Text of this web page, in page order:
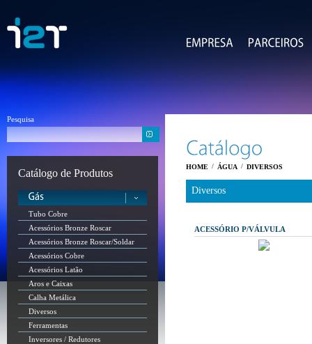
Pesquisa
Catálogo de Produtos
Tubo Cobre
Acessórios Bronze Roscar
Acessórios Bronze Roscar/Soldar
Acessórios Cobre
Acessórios Latão
Aros e Caixas
Calha Metálica
Diversos
Ferramentas
Inversores / Redutores
HOME / ÁGUA / DIVERSOS
Diversos
ACESSÓRIO P/VÁLVULA